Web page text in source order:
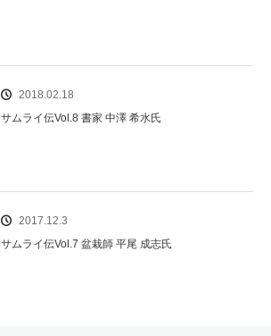
2018.02.18
サムライ伝Vol.8 書家 中澤 希水氏
2017.12.3
サムライ伝Vol.7 盆栽師 平尾 成志氏